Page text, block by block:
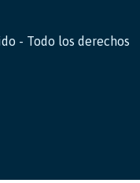
- Todo los derechos